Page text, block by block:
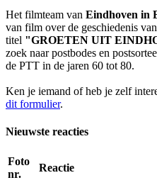
Het filmteam van Eindhoven in
van film over de geschiedenis
titel "GROETEN UIT
zoek naar postbodes en
de PTT in de jaren 60 tot 80.
Ken je iemand of heb je zelf
dit formulier.
Nieuwste reacties
Foto
nr.
Reactie